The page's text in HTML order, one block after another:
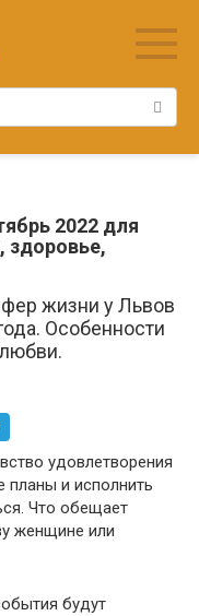
2022 для
здоровье,
жизни у Львов
Особенности
удовлетворения
планы и исполнить
Что обещает
женщине или
будут